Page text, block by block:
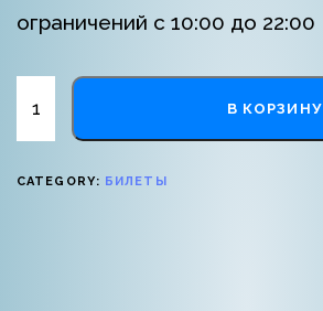
ограничений с 10:00 до 22:00
В КОРЗИНУ
CATEGORY: БИЛЕТЫ